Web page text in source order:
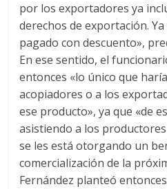
por los exportadores ya
derechos de exportación.
pagado con descuento»,
En ese sentido, el
entonces «lo único que
acopiadores o a los
ese producto», ya que «de
asistiendo a los
se les está otorgando un
comercialización de la
Fernández planteó